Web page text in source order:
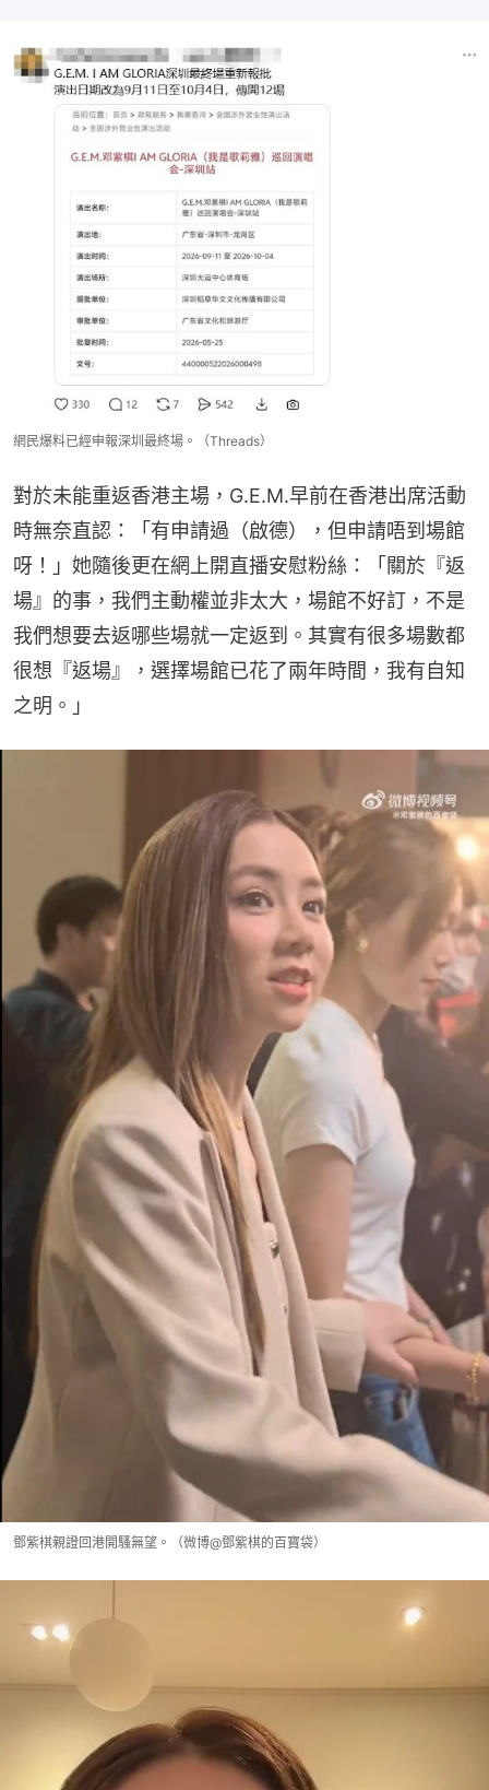
網民爆料已經申報深圳最終場。（Threads）
對於未能重返香港主場，G.E.M.早前在香港出席活動
時無奈直認：「有申請過（啟德），但申請唔到場館
呀！」她隨後更在網上開直播安慰粉絲：「關於『返
場』的事，我們主動權並非太大，場館不好訂，不是
我們想要去返哪些場就一定返到。其實有很多場數都
很想『返場』，選擇場館已花了兩年時間，我有自知
之明。」
鄧紫棋親證回港開騷無望。（微博@鄧紫棋的百寶袋）